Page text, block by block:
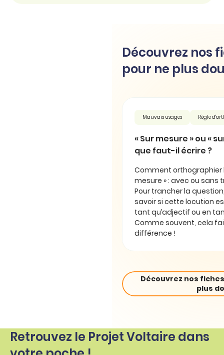
Découvrez nos
pour ne plus
Mauvais usages Règle
« Sur mesure » ou «
que faut-il écrire ?
Comment orthographier
mesure » : avec ou sans
Pour trancher la
savoir si cette locution
tant qu’adjectif ou en
Comme souvent, cela
différence !
Découvrez nos
plus
Retrouvez le Projet Voltaire dans